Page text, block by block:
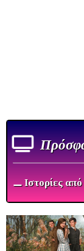
⚊ Ιστορίες